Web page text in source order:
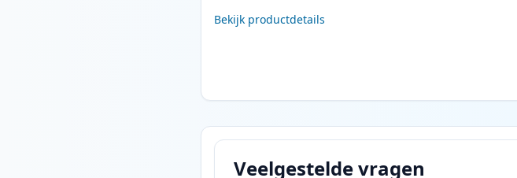
Bekijk productdetails
Veelgestelde vragen